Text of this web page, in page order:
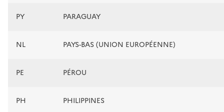
PY PARAGUAY
NL PAYS-BAS (UNION EUROPÉENNE)
PE PÉROU
PH PHILIPPINES